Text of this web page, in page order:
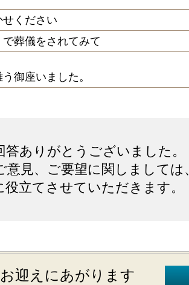
ください
で葬儀をされてみて
御座いました。
ありがとうございました。
意見、ご要望に関しましては
立てさせていただきます。
迎えにあがります